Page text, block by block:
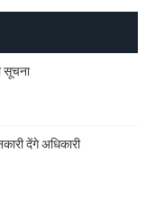
सूचना
देंगे अधिकारी